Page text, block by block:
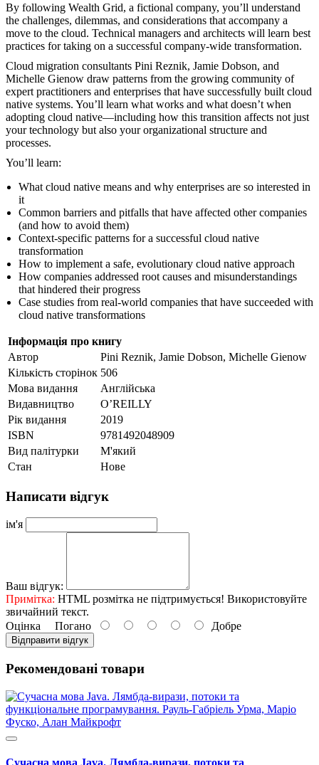
By following Wealth Grid, a fictional company, you’ll understand
the challenges, dilemmas, and considerations that accompany a
move to the cloud. Technical managers and architects will learn best
practices for taking on a successful company-wide transformation.
Cloud migration consultants Pini Reznik, Jamie Dobson, and
Michelle Gienow draw patterns from the growing community of
expert practitioners and enterprises that have successfully built cloud
native systems. You’ll learn what works and what doesn’t when
adopting cloud native―including how this transition affects not just
your technology but also your organizational structure and
processes.
You’ll learn:
What cloud native means and why enterprises are so interested in
it
Common barriers and pitfalls that have affected other companies
(and how to avoid them)
Context-specific patterns for a successful cloud native
transformation
How to implement a safe, evolutionary cloud native approach
How companies addressed root causes and misunderstandings
that hindered their progress
Case studies from real-world companies that have succeeded with
cloud native transformations
Інформація про книгу
Автор
Pini Reznik, Jamie Dobson, Michelle Gienow
Кількість сторінок 506
Мова видання
Англійська
Видавництво
O’REILLY
Рік видання
2019
ISBN
9781492048909
Вид палітурки
М'який
Стан
Нове
Написати відгук
ім'я
Ваш відгук:
Примітка: HTML розмітка не підтримується! Використовуйте
звичайний текст.
Оцінка Погано Добре
Відправити відгук
Рекомендовані товари
Сучасна мова Java. Лямбда-вирази, потоки та